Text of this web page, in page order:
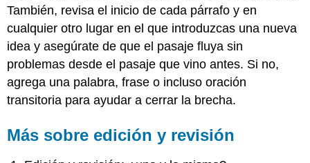
También, revisa el inicio de cada párrafo y en
cualquier otro lugar en el que introduzcas una nueva
idea y asegúrate de que el pasaje fluya sin
problemas desde el pasaje que vino antes. Si no,
agrega una palabra, frase o incluso oración
transitoria para ayudar a cerrar la brecha.
Más sobre edición y revisión